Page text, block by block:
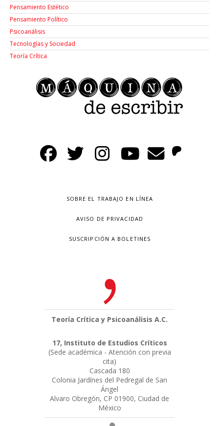
Pensamiento Estético
Pensamiento Político
Psicoanálisis
Tecnologías y Sociedad
Teoría Crítica
SOBRE EL TRABAJO EN LÍNEA
AVISO DE PRIVACIDAD
SUSCRIPCIÓN A BOLETINES
Teoría Crítica y Psicoanálisis A.C.
17, Instituto de Estudios Críticos
(Sede académica - Atención con previa
cita)
Cascada 180
Colonia Jardínes del Pedregal de San
Ángel
Alvaro Obregón, CP 01900, Ciudad de
México